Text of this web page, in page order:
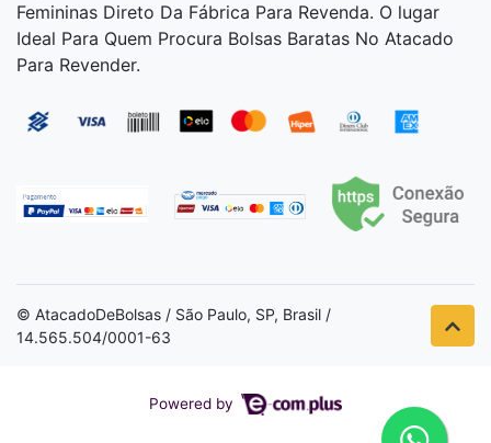
Femininas Direto Da Fábrica Para Revenda. O lugar
Ideal Para Quem Procura Bolsas Baratas No Atacado
Para Revender.
© AtacadoDeBolsas / São Paulo, SP, Brasil /
14.565.504/0001-63
Powered by